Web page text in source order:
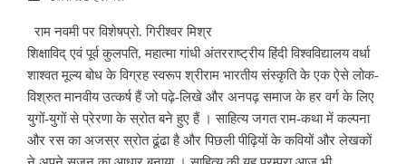
राम नवमी पर विशेषप्रो. गिरीश्वर मिश्र
शिक्षाविद् एवं पूर्व कुलपति, महात्मा गांधी अंतरराष्ट्रीय हिंदी विश्वविद्यालय वर्धा
शाश्वत मूल्य बोध के विग्रह स्वरूप श्रीराम भारतीय संस्कृति के एक ऐसे लोक-
विश्रुत मानवीय उत्कर्ष हैं जो पढ़े-लिखे और अनपढ़ समाज के हर वर्ग के लिए
युगों-युगों से प्रेरणा के स्रोत बने हुए हैं । साहित्य जगत राम-कथा में कल्पना
और रस का अजस्र स्रोत ढूंढा है और पिछली पीढ़ियों के कवियों और लेखकों